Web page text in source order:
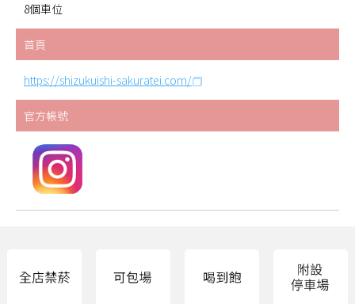
8個車位
首頁
https://shizukuishi-sakuratei.com/
官方帳號